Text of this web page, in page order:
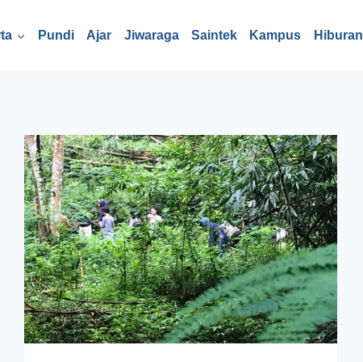
Pundi Ajar Jiwaraga Saintek Kampus Hiburan